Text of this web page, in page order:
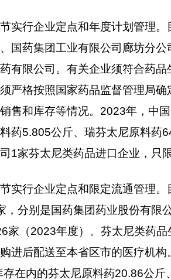
行企业定点和年度计划管理。
国药集团工业有限公司廊坊分
有限公司。有关企业须符合药
严格按照国家药品监督管理局
售和库存等情况。2023年，中
药5.805公斤、瑞芬太尼原料
1家芬太尼类药品进口企业，只
行企业定点和限定流通管理。
，分别是国药集团药业股份有限
家（2023年度）。芬太尼类药
进后配送至本省区市的医疗机
在内的芬太尼原料药20.86公